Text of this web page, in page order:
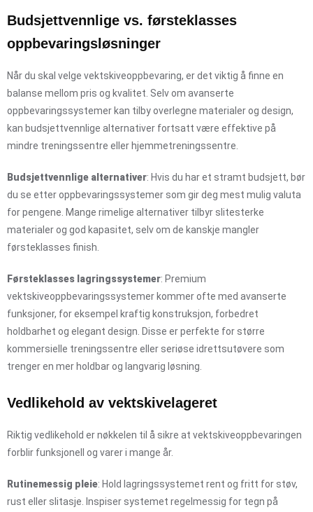
Budsjettvennlige vs. førsteklasses
oppbevaringsløsninger
Når du skal velge vektskiveoppbevaring, er det viktig å finne en
balanse mellom pris og kvalitet. Selv om avanserte
oppbevaringssystemer kan tilby overlegne materialer og design,
kan budsjettvennlige alternativer fortsatt være effektive på
mindre treningssentre eller hjemmetreningssentre.
Budsjettvennlige alternativer: Hvis du har et stramt budsjett, bør
du se etter oppbevaringssystemer som gir deg mest mulig valuta
for pengene. Mange rimelige alternativer tilbyr slitesterke
materialer og god kapasitet, selv om de kanskje mangler
førsteklasses finish.
Førsteklasses lagringssystemer: Premium
vektskiveoppbevaringssystemer kommer ofte med avanserte
funksjoner, for eksempel kraftig konstruksjon, forbedret
holdbarhet og elegant design. Disse er perfekte for større
kommersielle treningssentre eller seriøse idrettsutøvere som
trenger en mer holdbar og langvarig løsning.
Vedlikehold av vektskivelageret
Riktig vedlikehold er nøkkelen til å sikre at vektskiveoppbevaringen
forblir funksjonell og varer i mange år.
Rutinemessig pleie: Hold lagringssystemet rent og fritt for støv,
rust eller slitasje. Inspiser systemet regelmessig for tegn på